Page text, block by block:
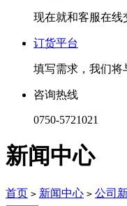
现在就和客服在线
订货平台
填写需求，我们将
咨询热线
0750-5721021
新闻中心
首页 > 新闻中心 > 公司